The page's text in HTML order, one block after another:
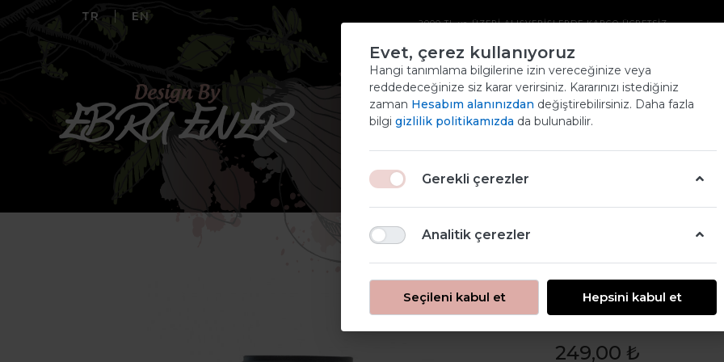
TR EN 2000 TL ve ÜZERİ ALIŞVERİŞLERDE KARGO ÜCRETSİZ
CHALKEE BOYA
250ML SIYAH
Chalkee
249,00 ₺
Evet, çerez kullanıyoruz
Hangi tanımlama bilgilerine izin vereceğinize veya
reddedeceğinize siz karar verirsiniz. Kararınızı istediğiniz
zaman Hesabım alanınızdan değiştirebilirsiniz. Daha fazla
bilgi gizlilik politikamızda da bulunabilir.
Gerekli çerezler
Analitik çerezler
Seçileni kabul et Hepsini kabul et